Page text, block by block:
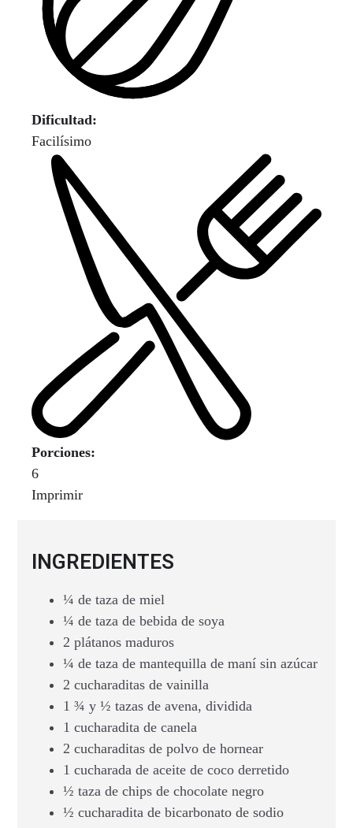
Dificultad:
Facilísimo
Porciones:
6
Imprimir
INGREDIENTES
¼ de taza de miel
¼ de taza de bebida de soya
2 plátanos maduros
¼ de taza de mantequilla de maní sin azúcar
2 cucharaditas de vainilla
1 ¾ y ½ tazas de avena, dividida
1 cucharadita de canela
2 cucharaditas de polvo de hornear
1 cucharada de aceite de coco derretido
½ taza de chips de chocolate negro
½ cucharadita de bicarbonato de sodio